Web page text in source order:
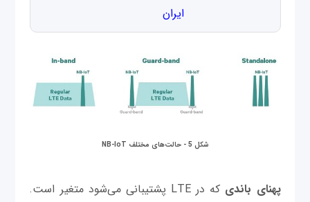
ایران
شکل 5 - حالت‌های مختلف NB-IoT​
پهنای باندی
که در LTE پشتیبانی می‌شود متغیر است.